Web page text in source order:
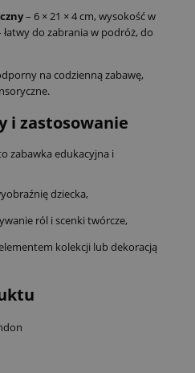
– 6 × 21 × 4 cm, wysokość w
łatwy do zabrania w podróż, do
na codzienną zabawę,
i zastosowanie
zabawka edukacyjna i
dziecka,
ról i scenki twórcze,
kolekcji lub dekoracją